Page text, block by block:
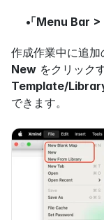
「Menu Bar >
作成作業中に追加
New をクリック
Template/
できます。